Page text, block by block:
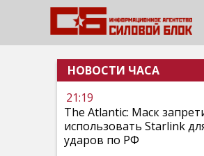
НОВОСТИ ЧАСА
21:19
The Atlantic: Маск
использовать Starlink
ударов по РФ